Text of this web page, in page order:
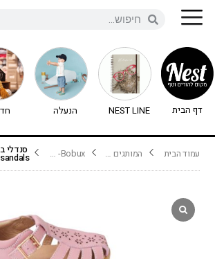
דף הבית NEST LINE הנעלה
עמוד הבית המותגים שלנו Bobux- בובוקס סנדלי